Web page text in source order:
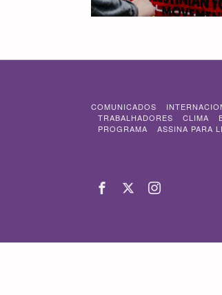
COMUNICADOS
TRABALHADORES
CLIMA
PROGRAMA
ASSINA PARA